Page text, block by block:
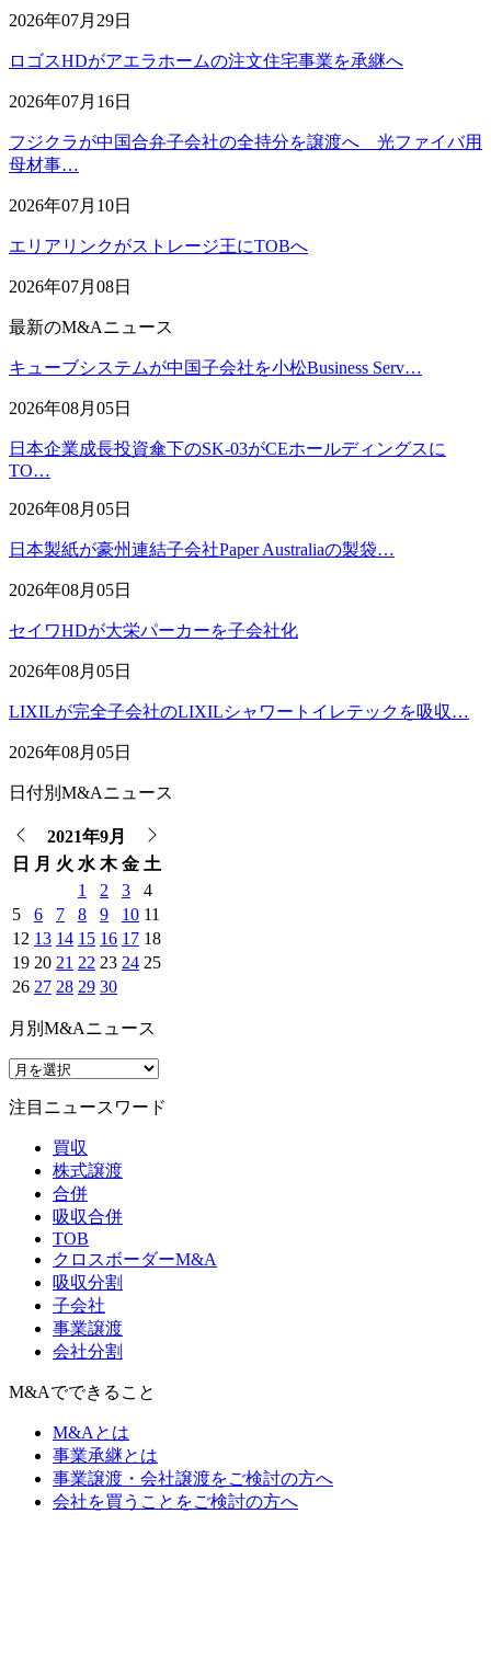
2026年07月29日
ロゴスHDがアエラホームの注文住宅事業を承継へ
2026年07月16日
フジクラが中国合弁子会社の全持分を譲渡へ 光ファイバ用
母材事…
2026年07月10日
エリアリンクがストレージ王にTOBへ
2026年07月08日
最新のM&Aニュース
キューブシステムが中国子会社を小松Business Serv…
2026年08月05日
日本企業成長投資傘下のSK-03がCEホールディングスに
TO…
2026年08月05日
日本製紙が豪州連結子会社Paper Australiaの製袋…
2026年08月05日
セイワHDが大栄パーカーを子会社化
2026年08月05日
LIXILが完全子会社のLIXILシャワートイレテックを吸収…
2026年08月05日
日付別M&Aニュース
2021年9月
日
月 火 水 木 金 土
1
2 3
4
5
6 7 8 9 10 11
12 13 14 15 16 17 18
19 20 21 22 23 24 25
26 27 28 29 30
月別M&Aニュース
注目ニュースワード
買収
株式譲渡
合併
吸収合併
TOB
クロスボーダーM&A
吸収分割
子会社
事業譲渡
会社分割
M&Aでできること
M&Aとは
事業承継とは
事業譲渡・会社譲渡をご検討の方へ
会社を買うことをご検討の方へ